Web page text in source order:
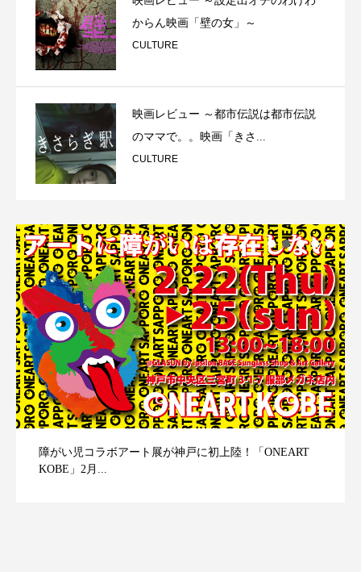
からん映画「壁の女」～
CULTURE
映画レビュー ～都市伝説は都市伝説
のママで。。映画「きさ...
CULTURE
障がい児コラボアート展が神戸に初上陸！「ONEART
KOBE」2月...